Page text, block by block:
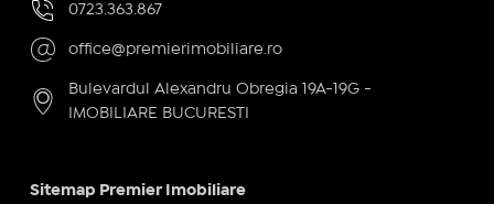
0723.363.867
office@premierimobiliare.ro
Bulevardul Alexandru Obregia 19A-19G -
IMOBILIARE BUCURESTI
Sitemap Premier Imobiliare